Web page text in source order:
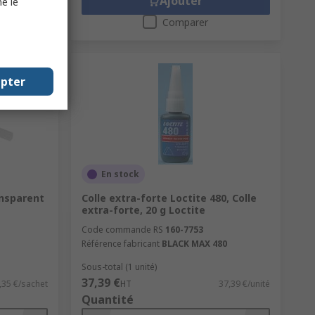
Comparer
€/sachet
En stock
Colle extra-forte Loctite 480, Colle
extra-forte, 20 g Loctite
Code commande RS 160-7753
Référence fabricant BLACK MAX 480
Sous-total (1 unité)
37,39 €HT 37,39 €/unité
Quantité